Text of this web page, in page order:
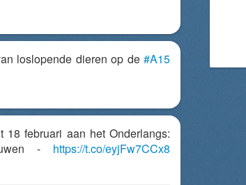
loslopende dieren op de #A15
18 februari aan het Onderlangs:
- https://t.co/eyjFw7CCx8